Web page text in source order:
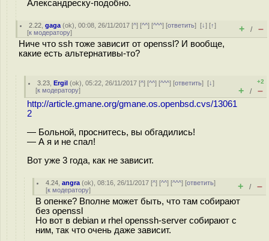
Александреску-подобно.
2.22 ,gaga (ok), 00:08, 26/11/2017 [^] [^^] [^^^] [ответить][↓] [↑]
[к модератору] + / –
Ниче что ssh тоже зависит от openssl? И вообще,
какие есть альтернативы-то?
3.23 ,Ergil (ok), 05:22, 26/11/2017 [^] [^^] [^^^] [ответить][↓]
[к модератору]
+2
+ / –
http://article.gmane.org/gmane.os.openbsd.cvs/13061
2
— Больной, проснитесь, вы обгадились!
— А я и не спал!
Вот уже 3 года, как не зависит.
4.24 ,angra (ok), 08:16, 26/11/2017 [^] [^^] [^^^] [ответить]
[к модератору] + / –
В опенке? Вполне может быть, что там собирают
без openssl
Но вот в debian и rhel openssh-server собирают с
ним, так что очень даже зависит.